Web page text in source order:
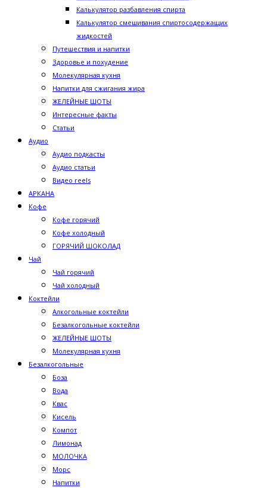
Калькулятор разбавления спирта
Калькулятор смешивания спиртосодержащих
жидкостей
Путешествия и напитки
Здоровье и похудение
Молекулярная кухня
Напитки для сжигания жира
ЖЕЛЕЙНЫЕ ШОТЫ
Интересные факты
Статьи
Аудио
Аудио подкасты
Аудио статьи
Видео reels
АРКАНА
Кофе
Кофе горячий
Кофе холодный
ГОРЯЧИЙ ШОКОЛАД
Чай
Чай горячий
Чай холодный
Коктейли
Алкогольные коктейли
Безалкогольные коктейли
ЖЕЛЕЙНЫЕ ШОТЫ
Молекулярная кухня
Безалкогольные
Боза
Вода
Квас
Кисель
Компот
Лимонад
МОЛОЧКА
Морс
Напитки